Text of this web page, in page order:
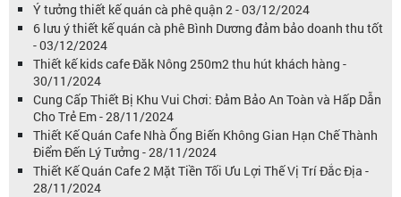
Ý tưởng thiết kế quán cà phê quận 2 - 03/12/2024
6 lưu ý thiết kế quán cà phê Bình Dương đảm bảo doanh thu tốt
- 03/12/2024
Thiết kế kids cafe Đăk Nông 250m2 thu hút khách hàng -
30/11/2024
Cung Cấp Thiết Bị Khu Vui Chơi: Đảm Bảo An Toàn và Hấp Dẫn
Cho Trẻ Em - 28/11/2024
Thiết Kế Quán Cafe Nhà Ống Biến Không Gian Hạn Chế Thành
Điểm Đến Lý Tưởng - 28/11/2024
Thiết Kế Quán Cafe 2 Mặt Tiền Tối Ưu Lợi Thế Vị Trí Đắc Địa -
28/11/2024